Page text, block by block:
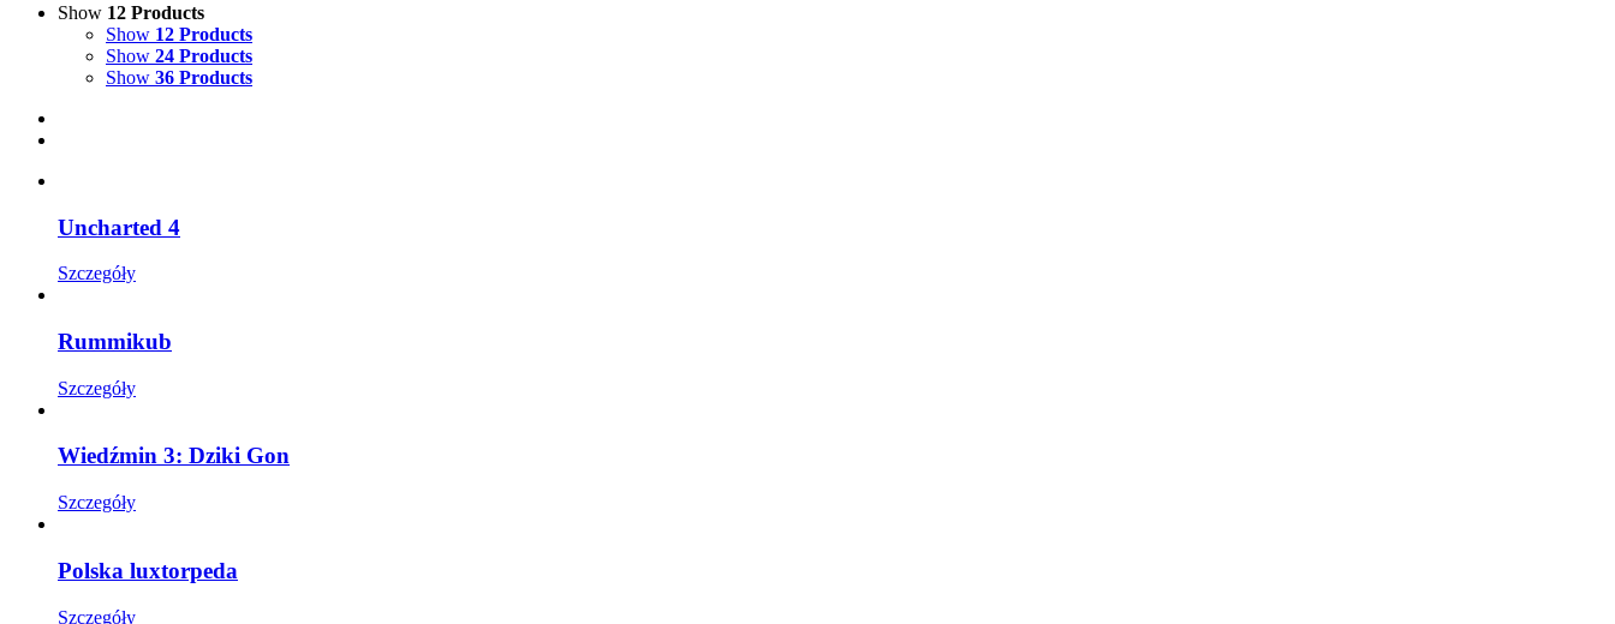
Show 12 Products
Show 12 Products
Show 24 Products
Show 36 Products
Uncharted 4
Szczegóły
Rummikub
Szczegóły
Wiedźmin 3: Dziki Gon
Szczegóły
Polska luxtorpeda
Szczegóły